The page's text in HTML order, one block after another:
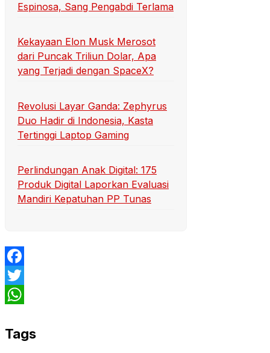
Espinosa, Sang Pengabdi Terlama
Kekayaan Elon Musk Merosot
dari Puncak Triliun Dolar, Apa
yang Terjadi dengan SpaceX?
Revolusi Layar Ganda: Zephyrus
Duo Hadir di Indonesia, Kasta
Tertinggi Laptop Gaming
Perlindungan Anak Digital: 175
Produk Digital Laporkan Evaluasi
Mandiri Kepatuhan PP Tunas
Facebook
Twitter
Tags